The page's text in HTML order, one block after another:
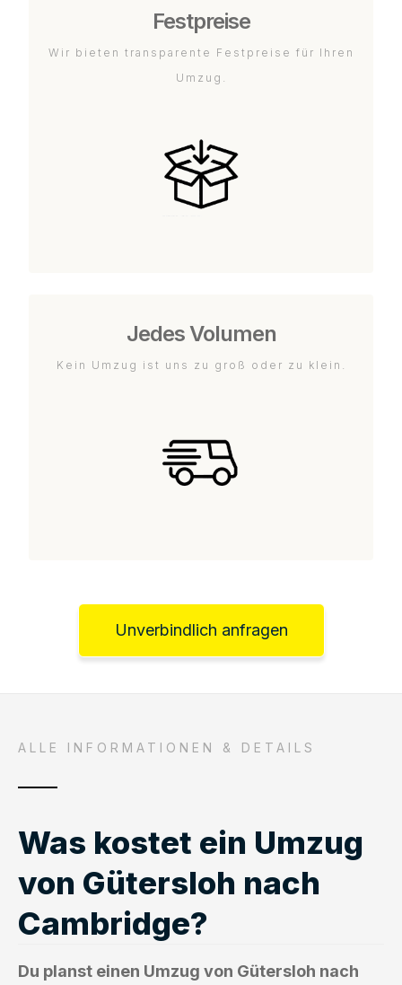
Festpreise
Wir bieten transparente Festpreise für Ihren
Umzug.
Jedes Volumen
Kein Umzug ist uns zu groß oder zu klein.
Unverbindlich anfragen
ALLE INFORMATIONEN & DETAILS
Was kostet ein Umzug
von Gütersloh nach
Cambridge?
Du planst einen Umzug von Gütersloh nach